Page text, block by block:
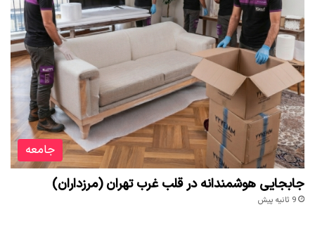
جامعه
جابجایی هوشمندانه در قلب غرب تهران (مرزداران)
9 ثانیه پیش